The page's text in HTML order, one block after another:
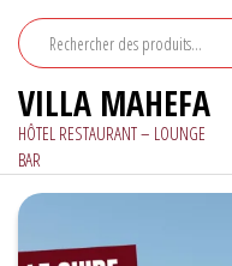
contenu
VILLA MAHEFA
HÔTEL RESTAURANT – LOUNGE
BAR